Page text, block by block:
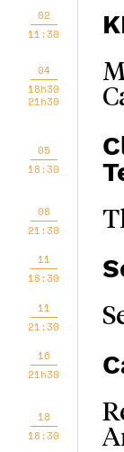
02
11:30
04
18h30
21h30
05
18:30
08
21:30
11
18:30
11
21:30
16
21h30
18
18:30